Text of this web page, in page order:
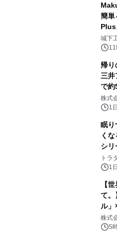
簡単
Plus
ーブ
ぐっ
城下
11
帰り
三井
で
メニ
株式
1
眠り
く
シリ
トラ
1
【
て。
ル」
ャン
株式
5